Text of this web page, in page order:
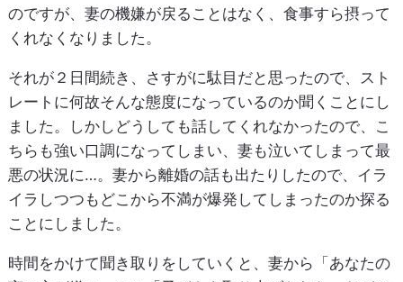
のですが、妻の機嫌が戻ることはなく、食事すら摂って
くれなくなりました。
それが２日間続き、さすがに駄目だと思ったので、スト
レートに何故そんな態度になっているのか聞くことにし
ました。しかしどうしても話してくれなかったので、こ
ちらも強い口調になってしまい、妻も泣いてしまって最
悪の状況に…。妻から離婚の話も出たりしたので、イラ
イラしつつもどこから不満が爆発してしまったのか探る
ことにしました。
時間をかけて聞き取りをしていくと、妻から「あなたの